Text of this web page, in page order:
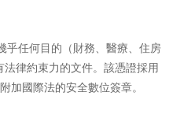
任何目的（財務、醫療、住房
律約束力的文件。該憑證採用
加國際法的安全數位簽章。